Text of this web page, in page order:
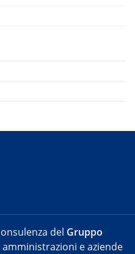
del Gruppo
e aziende